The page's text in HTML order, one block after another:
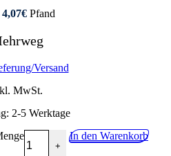
4,07€Pfand
Versand
MwSt.
2-5 Werktage
+
In den Warenkorb